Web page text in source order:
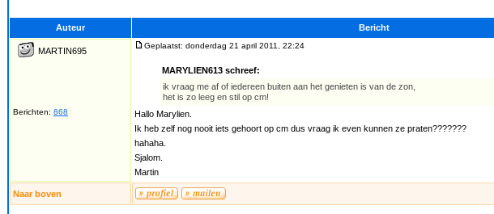
Auteur Bericht
MARTIN695
Berichten: 868
Geplaatst: donderdag 21 april 2011, 22:24
MARYLIEN613 schreef:
ik vraag me af of iedereen buiten aan het genieten is van de zon,
het is zo leeg en stil op cm!
Hallo Marylien.
Ik heb zelf nog nooit iets gehoort op cm dus vraag ik even kunnen ze praten???????
hahaha.
Sjalom.
Martin
Naar boven